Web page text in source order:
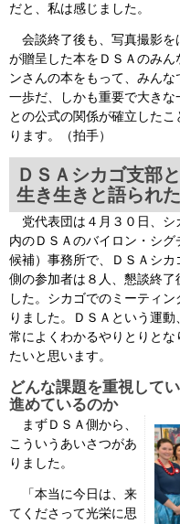
だと、私は感じました。
会談終了後も、写真撮影を
が贈呈した本をＤＳＡのみ
ンさんの本をもって、みん
一歩だ、しかも重要で大き
との公式の関係が確立した
ります。（拍手）
ＤＳＡシカゴ支部
生き生きと語られた
党代表団は４月３０日、シ
内のＤＳＡのバイロン・シ
候補）事務所で、ＤＳＡシ
側の参加者は８人、懇談終
した。シカゴでのミーティ
りました。ＤＳＡという運
常によくわかるやりとりと
たいと思います。
どんな課題を重視して
進めているのか
まずＤＳＡ側から、
こういうあいさつがあ
りました。
「本当に今日は、来
てくださって光栄に思